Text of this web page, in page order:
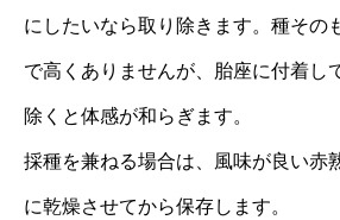
にしたいなら取り除きます。種その
で高くありませんが、胎座に付着し
除くと体感が和らぎます。
採種を兼ねる場合は、風味が良い赤
に乾燥させてから保存します。